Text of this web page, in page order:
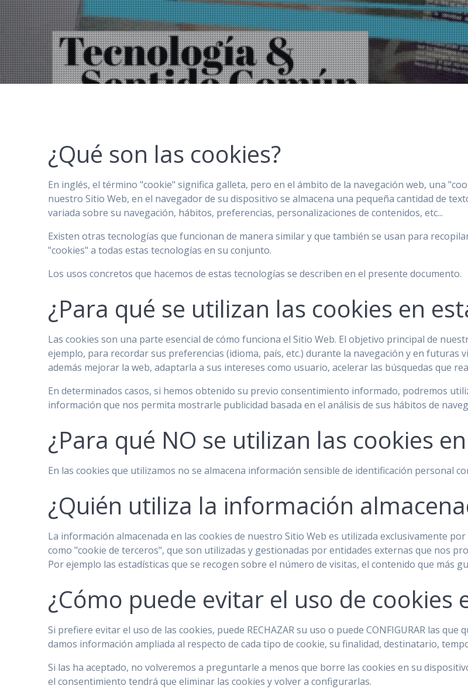
¿Qué son las cookies?
En inglés, el término "cookie" significa galleta, pero en el ámbito de la navegación web, una
nuestro Sitio Web, en el navegador de su dispositivo se almacena una pequeña cantidad de
variada sobre su navegación, hábitos, preferencias, personalizaciones de contenidos, etc...
Existen otras tecnologías que funcionan de manera similar y que también se usan para
"cookies" a todas estas tecnologías en su conjunto.
Los usos concretos que hacemos de estas tecnologías se describen en el presente documento.
¿Para qué se utilizan las cookies en
Las cookies son una parte esencial de cómo funciona el Sitio Web. El objetivo principal de
ejemplo, para recordar sus preferencias (idioma, país, etc.) durante la navegación y en futuras
además mejorar la web, adaptarla a sus intereses como usuario, acelerar las búsquedas que
En determinados casos, si hemos obtenido su previo consentimiento informado, podremos
información que nos permita mostrarle publicidad basada en el análisis de sus hábitos de
¿Para qué NO se utilizan las cookies
En las cookies que utilizamos no se almacena información sensible de identificación personal
¿Quién utiliza la información
La información almacenada en las cookies de nuestro Sitio Web es utilizada exclusivamente
como "cookie de terceros", que son utilizadas y gestionadas por entidades externas que nos
Por ejemplo las estadísticas que se recogen sobre el número de visitas, el contenido que más
¿Cómo puede evitar el uso de cookies
Si prefiere evitar el uso de las cookies, puede RECHAZAR su uso o puede CONFIGURAR las
damos información ampliada al respecto de cada tipo de cookie, su finalidad, destinatario,
Si las ha aceptado, no volveremos a preguntarle a menos que borre las cookies en su
el consentimiento tendrá que eliminar las cookies y volver a configurarlas.